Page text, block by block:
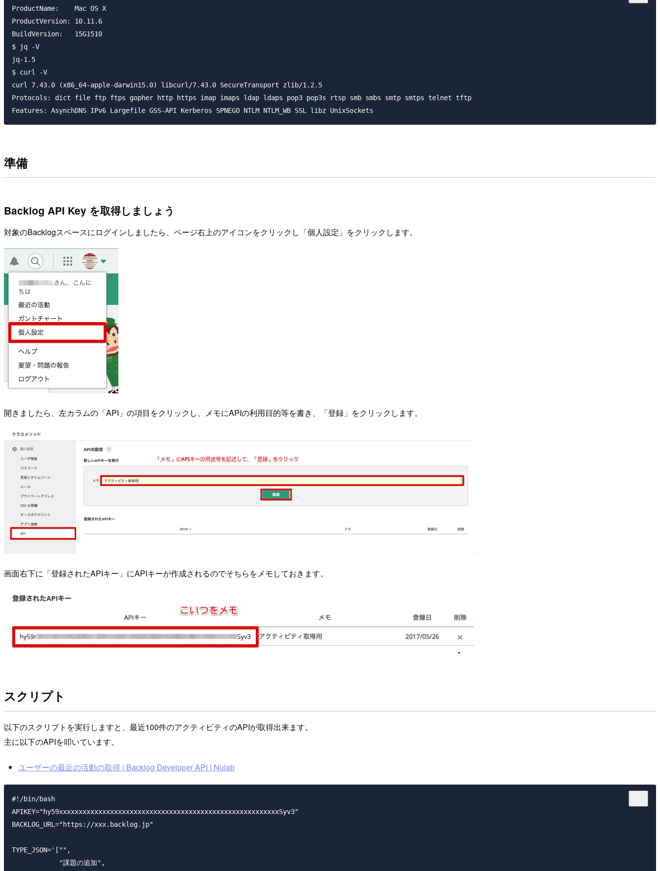
ProductName:    Mac OS X
ProductVersion: 10.11.6
BuildVersion:   15G1510
$ jq -V
jq-1.5
$ curl -V
curl 7.43.0 (x86_64-apple-darwin15.0) libcurl/7.43.0 SecureTransport zlib/1.2.5
Protocols: dict file ftp ftps gopher http https imap imaps ldap ldaps pop3 pop3s rtsp smb smbs smtp smtps telnet tftp
準備
Backlog API Key を取得しましょう
対象のBacklogスペースにログインしましたら、ページ右上のアイコンをクリックし「個人設定」をクリックします。
開きましたら、左カラムの「API」の項目をクリックし、メモにAPIの利用目的等を書き、「登録」をクリックします。
画面右下に「登録されたAPIキー」にAPIキーが作成されるのでそちらをメモしておきます。
スクリプト
以下のスクリプトを実行しますと、最近100件のアクティビティのAPIが取得出来ます。
主に以下のAPIを叩いています。
ユーザーの最近の活動の取得 | Backlog Developer API | Nulab
#!/bin/bash
APIKEY="hy59xxxxxxxxxxxxxxxxxxxxxxxxxxxxxxxxxxxxxxxxxxxxxxxxxxxxxxxxSyv3"
BACKLOG_URL="https://xxx.backlog.jp"
TYPE_JSON='["",
            "課題の追加",